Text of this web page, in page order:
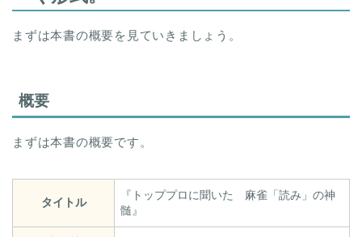
まずは本書の概要を見ていきましょう。
概要
まずは本書の概要です。
タイトル
『トッププロに聞いた 麻雀「読み」の神
髄』